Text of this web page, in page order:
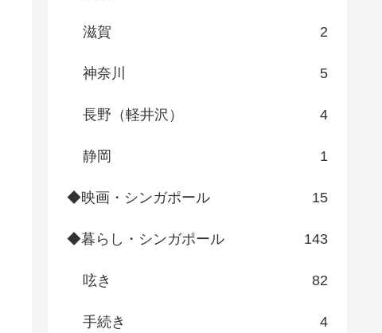
滋賀 2
神奈川 5
長野（軽井沢） 4
静岡 1
◆映画・シンガポール 15
◆暮らし・シンガポール 143
呟き 82
手続き 4